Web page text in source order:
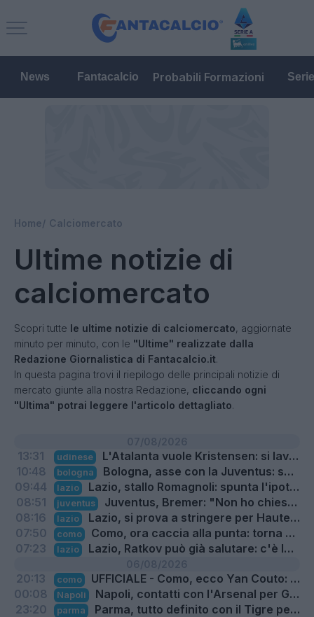
News Fantacalcio Probabili Formazioni
Home Calciomercato
Ultime notizie di
calciomercato
Scopri tutte le ultime notizie di calciomercato, aggiornate
minuto per minuto, con le "Ultime" realizzate dalla
Redazione Giornalistica di Fantacalcio.it.
In questa pagina trovi il riepilogo delle principali notizie di
mercato giunte alla nostra Redazione, cliccando ogni
"Ultima" potrai leggere l'articolo dettagliato.
13:31 udinese
L'Atalanta vuole Kristensen: si lavora con l'Udinese per trovare l'accordo
10:48
bologna
Bologna, asse con la Juventus: spunta Cabal
09:44
lazio
Lazio, stallo Romagnoli: spunta l'ipotesi permanenza
08:51
juventus
Juventus, Bremer: "Non ho chiesto la cessione, tornerò presto in condizione"
08:16
lazio
Lazio, si prova a stringere per Hautekiet in difesa
07:50
como
Como, ora caccia alla punta: torna di moda Ivanovic
07:23
lazio Lazio, Ratkov può già salutare: c'è la Dinamo Mosca
20:13 como
UFFICIALE - Como, ecco Yan Couto: il comunicato del club
00:08
Napoli
Napoli, contatti con l'Arsenal per Gabriel Jesus
23:20
parma
Parma, tutto definito con il Tigre per Romero: i dettagli